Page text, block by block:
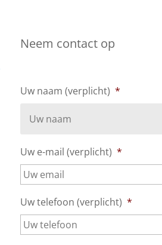
Neem contact op
Uw naam (verplicht) *
Uw e-mail (verplicht) *
Uw telefoon (verplicht) *